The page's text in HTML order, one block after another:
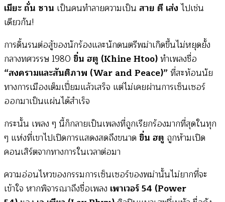
เมียะ ถั่น ซาน เป็นคนทำลายความเป็น สาย ตี เส่งไปเช่น
เดียวกัน!
การดิ้นรนต่อสู้ของนักร้องและนักดนตรีพม่าเกิดขึ้นไม่หยุดยั้ง
กลางทศวรรษ 1980 ขิ่น ฮตู (Khine Htoo)ทำเพลงชื่อ
“สงครามและสันติภาพ (War and Peace)”ที่สะท้อนนัย
ทางการเมืองเต็มเปี่ยมแล้วเสร็จ แต่ไม่เคยผ่านการเซ็นเซอร์
ออกมาเป็นแผ่นได้สำเร็จ
กระนั้น เพลง ๆ นี้ก็กลายเป็นเพลงที่ถูกเรียกร้องมากที่สุดในทุก
ๆ แห่งที่เขาไปเปิดการแสดงสดถึงขนาด ขิ่น ฮตู ถูกห้ามเปิด
คอนเสิร์ตจากทางการในเวลาต่อมา
ความอ่อนไหวของกรรมการเซ็นเซอร์ของพม่านั้นไม่ยากที่จะ
เข้าใจ หากพิจารณาถึงชื่อเพลง เพาเวอร์ 54 (Power